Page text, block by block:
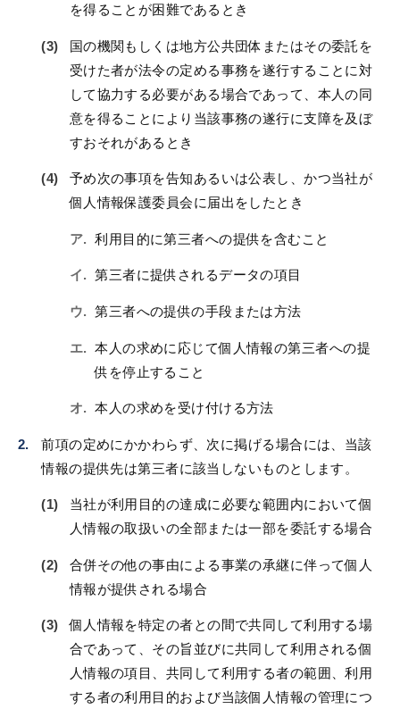
を得ることが困難であるとき
国の機関もしくは地方公共団体またはその委託を
受けた者が法令の定める事務を遂行することに対
して協力する必要がある場合であって、本人の同
意を得ることにより当該事務の遂行に支障を及ぼ
すおそれがあるとき
予め次の事項を告知あるいは公表し、かつ当社が
個人情報保護委員会に届出をしたとき
利用目的に第三者への提供を含むこと
第三者に提供されるデータの項目
第三者への提供の手段または方法
本人の求めに応じて個人情報の第三者への提
供を停止すること
本人の求めを受け付ける方法
前項の定めにかかわらず、次に掲げる場合には、当該
情報の提供先は第三者に該当しないものとします。
当社が利用目的の達成に必要な範囲内において個
人情報の取扱いの全部または一部を委託する場合
合併その他の事由による事業の承継に伴って個人
情報が提供される場合
個人情報を特定の者との間で共同して利用する場
合であって、その旨並びに共同して利用される個
人情報の項目、共同して利用する者の範囲、利用
する者の利用目的および当該個人情報の管理につ